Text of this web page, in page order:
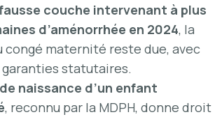
couche intervenant à plus
d’aménorrhée en 2024, la
maternité reste due, avec
statutaires.
naissance d’un enfant
, reconnu par la MDPH, donne droit